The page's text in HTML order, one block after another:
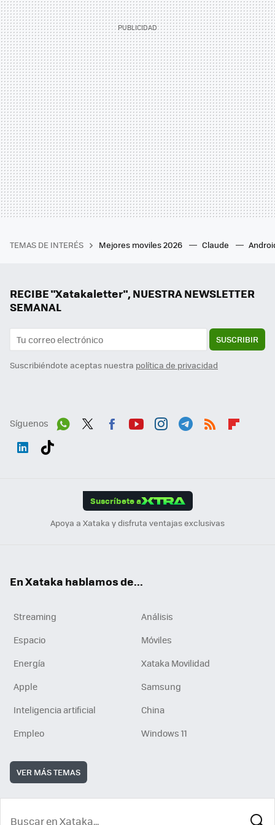
TEMAS DE INTERÉS Mejores moviles 2026 Claude
RECIBE "Xatakaletter", NUESTRA NEWSLETTER
SEMANAL
SUSCRIBIR
Suscribiéndote aceptas nuestra política de privacidad
Síguenos
Suscríbete a
Apoya a Xataka y disfruta ventajas exclusivas
En Xataka hablamos de...
Streaming
Análisis
Espacio
Móviles
Energía
Xataka Movilidad
Apple
Samsung
Inteligencia artificial
China
Empleo
Windows 11
VER MÁS TEMAS